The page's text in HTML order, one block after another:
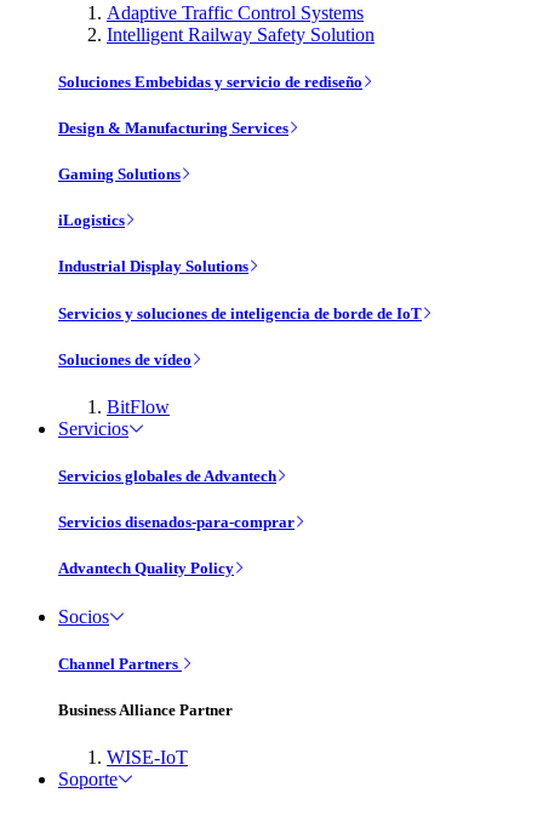
Adaptive Traffic Control Systems
Intelligent Railway Safety Solution
Soluciones Embebidas y servicio de rediseño
Design & Manufacturing Services
Gaming Solutions
iLogistics
Industrial Display Solutions
Servicios y soluciones de inteligencia de borde de IoT
Soluciones de vídeo
BitFlow
Servicios
Servicios globales de Advantech
Servicios disenados-para-comprar
Advantech Quality Policy
Socios
Channel Partners
Business Alliance Partner
WISE-IoT
Soporte